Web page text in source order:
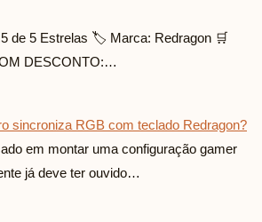
de 5 Estrelas 🏷️ Marca: Redragon 🛒
DESCONTO:…
sincroniza RGB com teclado Redragon?
em montar uma configuração gamer
já deve ter ouvido…